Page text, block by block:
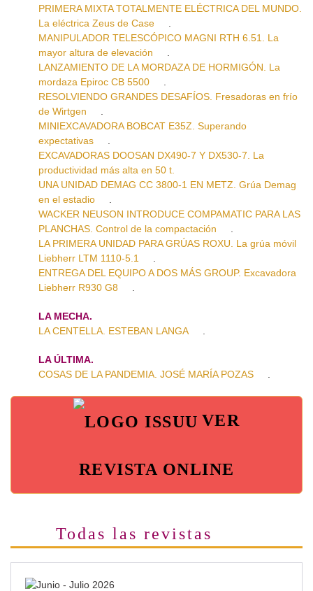
PRIMERA MIXTA TOTALMENTE ELÉCTRICA DEL MUNDO.
La eléctrica Zeus de Case
MANIPULADOR TELESCÓPICO MAGNI RTH 6.51. La
mayor altura de elevación
LANZAMIENTO DE LA MORDAZA DE HORMIGÓN. La
mordaza Epiroc CB 5500
RESOLVIENDO GRANDES DESAFÍOS. Fresadoras en frío
de Wirtgen
MINIEXCAVADORA BOBCAT E35Z. Superando
expectativas
EXCAVADORAS DOOSAN DX490-7 Y DX530-7. La
productividad más alta en 50 t.
UNA UNIDAD DEMAG CC 3800-1 EN METZ. Grúa Demag
en el estadio
WACKER NEUSON INTRODUCE COMPAMATIC PARA LAS
PLANCHAS. Control de la compactación
LA PRIMERA UNIDAD PARA GRÚAS ROXU. La grúa móvil
Liebherr LTM 1110-5.1
ENTREGA DEL EQUIPO A DOS MÁS GROUP. Excavadora
Liebherr R930 G8
LA MECHA.
LA CENTELLA. ESTEBAN LANGA
LA ÚLTIMA.
COSAS DE LA PANDEMIA. JOSÉ MARÍA POZAS
VER
REVISTA ONLINE
Todas las revistas